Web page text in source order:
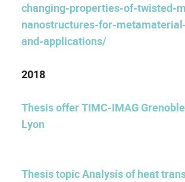
changing-properties-of-twisted-
nanostructures-for-
and-applications/
2018
Thesis offer TIMC-IMAG
Lyon
Thesis topic Analysis of heat